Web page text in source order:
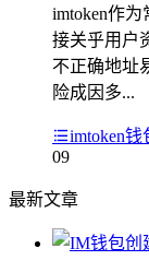
imtoken作
接关乎用户
不正确地址
险成因多...
imtoken
09
最新文章